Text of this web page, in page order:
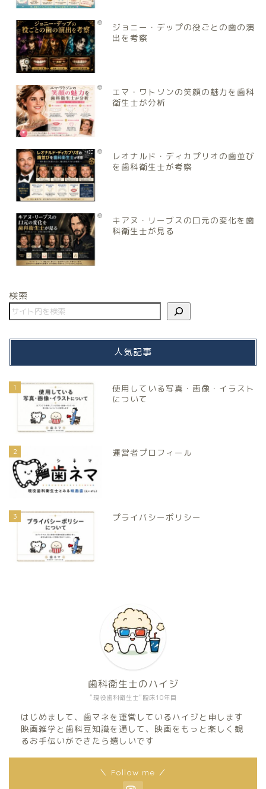
ジョニー・デップの役ごとの歯の演
出を考察
エマ・ワトソンの笑顔の魅力を歯科
衛生士が分析
レオナルド・ディカプリオの歯並び
を歯科衛生士が考察
キアヌ・リーブスの口元の変化を歯
科衛生士が見る
検索
人気記事
1
使用している写真・画像・イラスト
について
2 運営者プロフィール
3 プライバシーポリシー
“現役歯科衛生士”臨床10年目
歯科衛生士のハイジ
はじめまして、歯マネを運営しているハイジと申します
映画雑学と歯科豆知識を通して、映画をもっと楽しく観
るお手伝いができたら嬉しいです
＼ Follow me ／